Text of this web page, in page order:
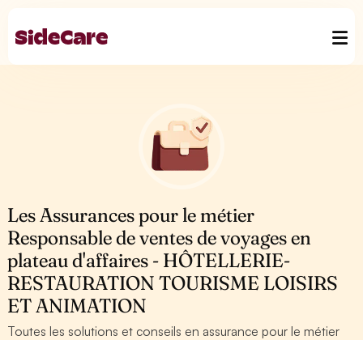
Les Assurances pour le métier
Responsable de ventes de voyages en
plateau d'affaires - HÔTELLERIE-
RESTAURATION TOURISME LOISIRS
ET ANIMATION
Toutes les solutions et conseils en assurance pour le métier